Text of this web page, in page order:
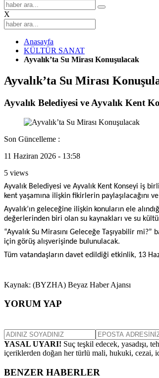
X
Anasayfa
KÜLTÜR SANAT
Ayvalık’ta Su Mirası Konuşulacak
Ayvalık’ta Su Mirası
Ayvalık Belediyesi ve Ayvalık Kent
Son Güncelleme :
11 Haziran 2026 - 13:58
5 views
Ayvalık Belediyesi ve Ayvalık Kent Konseyi iş
kent yaşamına ilişkin fikirlerin paylaşılacağını
Ayvalık’ın geleceğine ilişkin konuların ele
değerlerinden biri olan su kaynakları ve su
“Ayvalık Su Mirasını Geleceğe Taşıyabilir
için görüş alışverişinde bulunulacak.
Tüm vatandaşların davet edildiği etkinlik, 13
Kaynak: (BYZHA) Beyaz Haber Ajansı
YORUM YAP
YASAL UYARI! Suç teşkil edecek, yasadışı,
içeriklerden doğan her türlü mali, hukuki, cezai,
BENZER HABERLER